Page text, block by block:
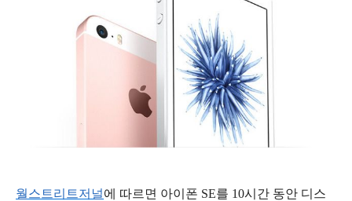
월스트리트저널에 따르면 아이폰 SE를 10시간 동안 디스